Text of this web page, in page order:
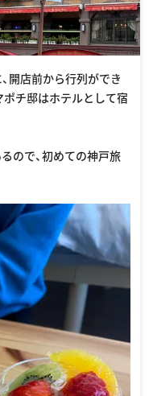
開店前から行列ができ
チ邸はホテルとして宿
ので、初めての神戸旅